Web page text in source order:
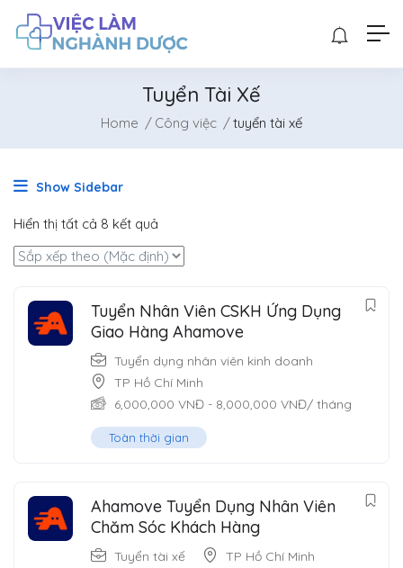
Tuyển Tài Xế
Home Công việc tuyển tài xế
Show Sidebar
Hiển thị tất cả 8 kết quả
Tuyển Nhân Viên CSKH Ứng Dụng
Giao Hàng Ahamove
Tuyển dụng nhân viên kinh doanh
TP Hồ Chí Minh
6,000,000 VNĐ - 8,000,000 VNĐ/ tháng
Toàn thời gian
Ahamove Tuyển Dụng Nhân Viên
Chăm Sóc Khách Hàng
Tuyển tài xế
TP Hồ Chí Minh